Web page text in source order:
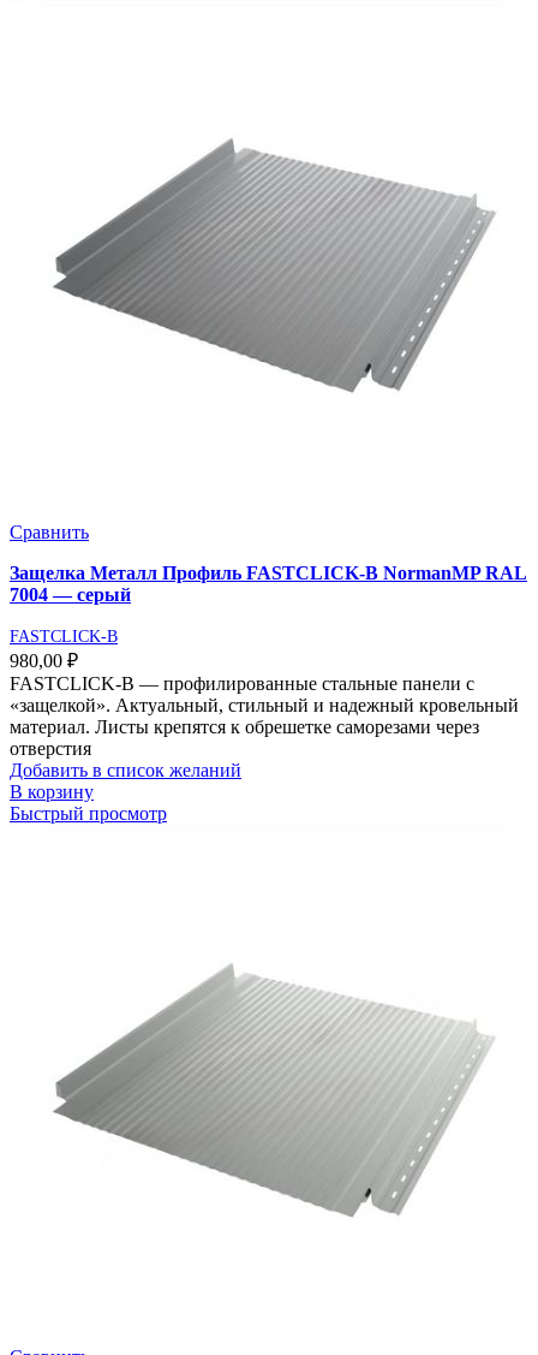
Сравнить
Защелка Металл Профиль FASTCLICK-В NormanMP RAL
7004 — серый
FASTCLICK-B
980,00 ₽
FASTCLICK-В — профилированные стальные панели с
«защелкой». Актуальный, стильный и надежный кровельный
материал. Листы крепятся к обрешетке саморезами через
отверстия
Добавить в список желаний
В корзину
Быстрый просмотр